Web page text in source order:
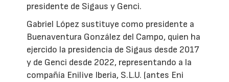
presidente de Sigaus y Genci.
Gabriel López sustituye como presidente a
Buenaventura González del Campo, quien ha
ejercido la presidencia de Sigaus desde 2017
y de Genci desde 2022, representando a la
compañía Enilive Iberia, S.L.U. (antes Eni